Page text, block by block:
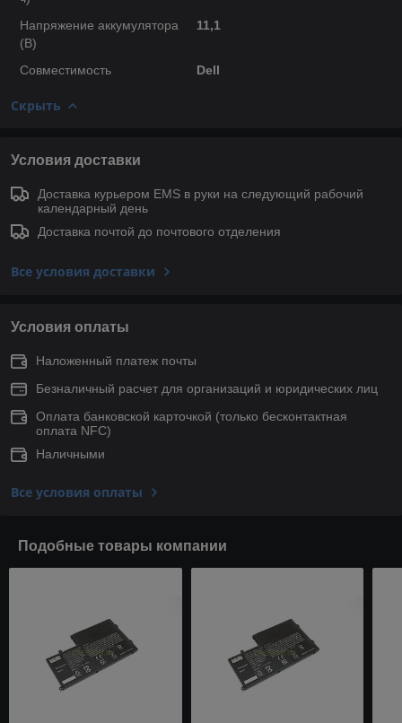
Напряжение аккумулятора
(В)
11,1
Совместимость Dell
Скрыть
Условия доставки
Доставка курьером EMS в руки на следующий рабочий
календарный день
Доставка почтой до почтового отделения
Все условия доставки
Условия оплаты
Наложенный платеж почты
Безналичный расчет для организаций и юридических лиц
Оплата банковской карточкой (только беcконтактная
оплата NFC)
Наличными
Все условия оплаты
Подобные товары компании